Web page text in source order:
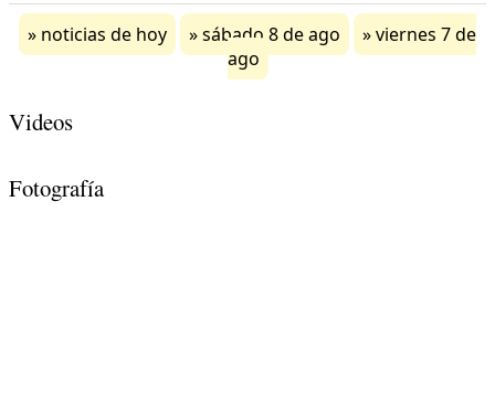
noticias de hoy sábado 8 de ago
viernes 7 de
ago
Videos
Fotografía